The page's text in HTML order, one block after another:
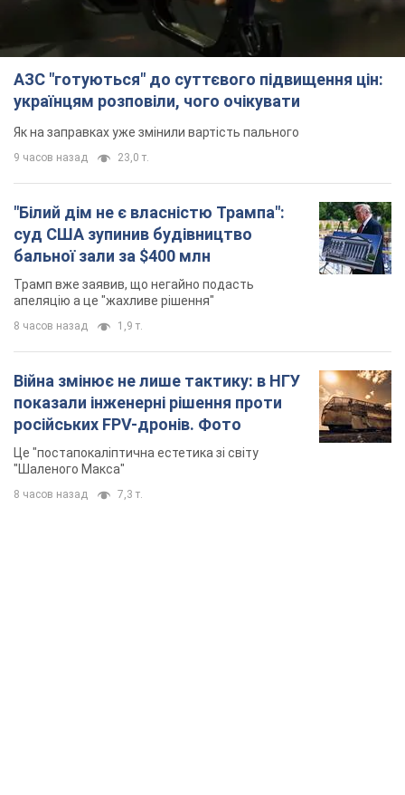
АЗС "готуються" до суттєвого підвищення цін:
українцям розповіли, чого очікувати
Як на заправках уже змінили вартість пального
9 часов назад 23,0 т.
"Білий дім не є власністю Трампа":
суд США зупинив будівництво
бальної зали за $400 млн
Трамп вже заявив, що негайно подасть
апеляцію а це "жахливе рішення"
8 часов назад 1,9 т.
Війна змінює не лише тактику: в НГУ
показали інженерні рішення проти
російських FPV-дронів. Фото
Це "постапокаліптична естетика зі світу
"Шаленого Макса"
8 часов назад 7,3 т.